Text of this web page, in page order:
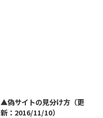
▲偽サイトの見分け方（更
新：2016/11/10）